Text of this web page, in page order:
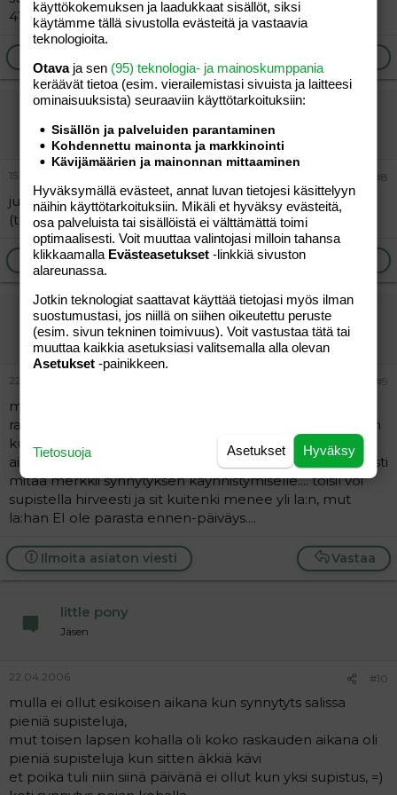
41+5...sillon sit alkokin kunnolla kertarysäyksellä :wave:
korvapuusti
Jäsen
15.04.2006 #8
juu mullakin kävi sitten niin että alko heti 15 min välein
(tunnin ajan) ja sen jälkeen heti 10-5 min välein :wave:
Ilmoita asiaton viesti
mami
Aktiivinen jäsen
22.04.2006 #9
meil ykkönen synty rv 42, ei supistuksii missää vaihees
raskautta ja tämä siis käynnistyksellä. Ja kakkonen sitten
kuin myös ilman mitään supisteluja just laskettuna
aikana ihan iteksiään. eli ei niist suppareista ole kauheesti
mitää merkkii synnytyksen käynnistymiselle.... toisil voi
supistella hirveesti ja sit kuitenki menee yli la:n, mut
la:han EI ole parasta ennen-päiväys....
Vastaa
Ilmoita asiaton viesti
little pony
Jäsen
22.04.2006 #10
mulla ei ollut esikoisen aikana kun synnytyts salissa
pieniä supisteluja,
mut toisen lapsen kohalla oli koko raskauden aikana oli
pieniä supisteluja kun sitten äkkiä kävi
et poika tuli niin siinä päivänä ei ollut kun yksi supistus, =)
käyttökokemuksen ja laadukkaat sisällöt, siksi
käytämme tällä sivustolla evästeitä ja vastaavia
teknologioita.
Otavaja sen (95) teknologia- ja mainoskumppania
keräävät tietoa (esim. vierailemis­tasi sivuista ja laitteesi
ominaisuuk­sista) seuraaviin käyttötarkoituksiin:
Sisällön ja palveluiden parantaminen
Kohdennettu mainonta ja markkinointi
Kävijämäärien ja mainonnan mittaaminen
Hyväksymällä evästeet, annat luvan tietojesi käsittelyyn
näihin käyttötarkoituksiin. Mikäli et hyväksy evästeitä,
osa palveluista tai sisällöistä ei välttämättä toimi
optimaalisesti. Voit muuttaa valintojasi milloin tahansa
klikkaamalla Evästeasetukset -linkkiä sivuston
alareunassa.
Jotkin teknologiat saattavat käyttää tietojasi myös ilman
suostumustasi, jos niillä on siihen oikeutettu peruste
(esim. sivun tekninen toimivuus). Voit vastustaa tätä tai
muuttaa kaikkia asetuksiasi valitsemalla alla olevan
Asetukset -painikkeen.
Hyväksy
Asetukset
Tietosuoja